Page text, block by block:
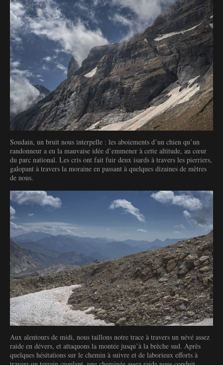
Soudain, un bruit nous interpelle : les aboiements d’un chien qu’un
randonneur a eu la mauvaise idée d’emmener à cette altitude, au cœur
du parc national. Les cris ont fait fuir deux isards à travers les pierriers,
galopant à travers la moraine en passant à quelques dizaines de mètres
de nous.
Aux alentours de midi, nous taillons notre trace à travers un névé assez
raide en dévers, et attaquons la montée jusqu’à la brèche sud. Après
quelques hésitations sur le chemin à suivre et de laborieux efforts à